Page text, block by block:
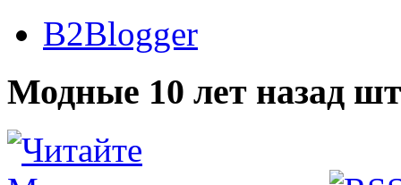
B2Blogger
Модные 10 лет назад